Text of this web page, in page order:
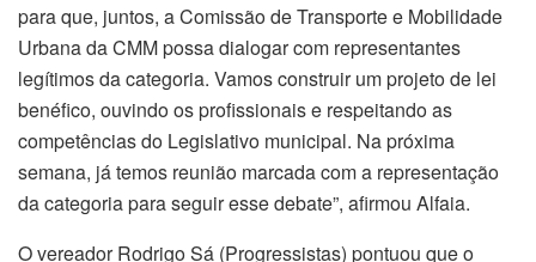
para que, juntos, a Comissão de Transporte e Mobilidade
Urbana da CMM possa dialogar com representantes
legítimos da categoria. Vamos construir um projeto de lei
benéfico, ouvindo os profissionais e respeitando as
competências do Legislativo municipal. Na próxima
semana, já temos reunião marcada com a representação
da categoria para seguir esse debate”, afirmou Alfaia.
O vereador Rodrigo Sá (Progressistas) pontuou que o